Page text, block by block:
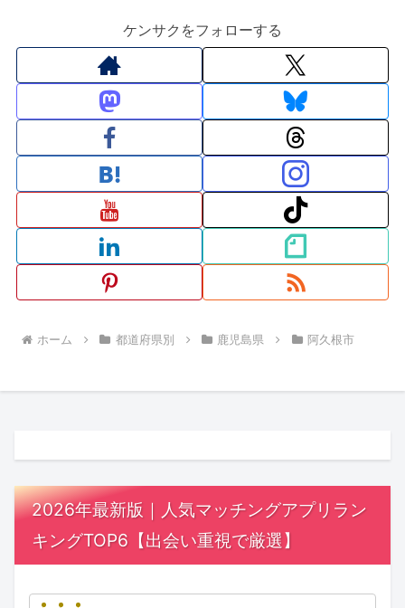
ケンサクをフォローする
ホーム 都道府県別 鹿児島県 阿久根市
2026年最新版｜人気マッチングアプリラン
キングTOP6【出会い重視で厳選】